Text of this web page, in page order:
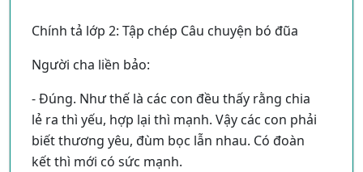
Chính tả lớp 2: Tập chép Câu chuyện bó đũa
Người cha liền bảo:
- Đúng. Như thế là các con đều thấy rằng chia
lẻ ra thì yếu, hợp lại thì mạnh. Vậy các con phải
biết thương yêu, đùm bọc lẫn nhau. Có đoàn
kết thì mới có sức mạnh.